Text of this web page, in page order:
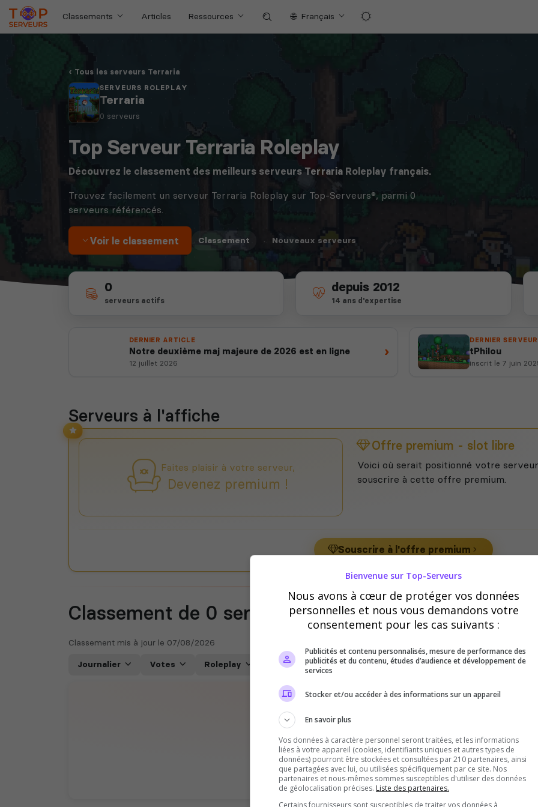
Classements Articles Ressources Français
Tous les serveurs Terraria
SERVEURS ROLEPLAY
Terraria
0 serveurs
Top Serveur Terraria Roleplay
Découvrez le classement des meilleurs serveurs Terraria Roleplay français.
Trouvez facilement un serveur Terraria Roleplay sur Top-Serveurs®, parmi 0
serveurs référencés.
Voir le classement Classement · Nouveaux serveurs
0
serveurs actifs
depuis 2012
14 ans d'expertise
DERNIER ARTICLE
Notre deuxième maj majeure de 2026 est en ligne
12 juillet 2026
›
DERNIER
tPhilou
inscrit le 7 juin
Serveurs à l'affiche
Faites plaisir à votre serveur,
Devenez premium !
Offre premium - slot libre
Voici où serait positionné votre
souscrire à cette offre premium.
Souscrire à l'offre premium
Classement de 0 serveurs Roleplay
Classement mis à jour le 07/08/2026
Journalier Votes Roleplay
Il n'y a pas encore de serveurs Roleplay
disponibles pour le moment.
Vous avez un serveur Terraria ? Soyez le premier àajouter
serveur Roleplay sur ce Top !
Bienvenue sur Top-Serveurs
Nous avons à cœur de protéger vos données
personnelles et nous vous demandons votre
consentement pour les cas suivants :
Publicités et contenu personnalisés, mesure de performance des
publicités et du contenu, études d’audience et développement de
services
Stocker et/ou accéder à des informations sur un appareil
En savoir plus
Vos données à caractère personnel seront traitées, et les informations
liées à votre appareil (cookies, identifiants uniques et autres types de
données) pourront être stockées et consultées par 210 partenaires, ainsi
que partagées avec lui, ou utilisées spécifiquement par ce site. Nos
partenaires et nous-mêmes sommes susceptibles d'utiliser des données
de géolocalisation précises. Liste des partenaires.
Certains fournisseurs sont susceptibles de traiter vos données à